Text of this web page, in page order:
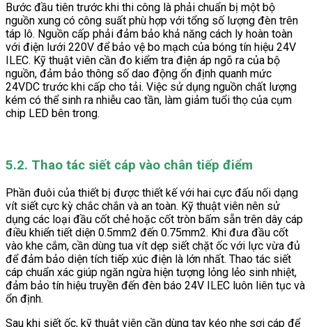
Bước đầu tiên trước khi thi công là phải chuẩn bị một bộ
nguồn xung có công suất phù hợp với tổng số lượng đèn trên
táp lô. Nguồn cấp phải đảm bảo khả năng cách ly hoàn toàn
với điện lưới 220V để bảo vệ bo mạch của bóng tín hiệu 24V
ILEC. Kỹ thuật viên cần đo kiểm tra điện áp ngõ ra của bộ
nguồn, đảm bảo thông số dao động ổn định quanh mức
24VDC trước khi cấp cho tải. Việc sử dụng nguồn chất lượng
kém có thể sinh ra nhiễu cao tần, làm giảm tuổi thọ của cụm
chip LED bên trong.
5.2. Thao tác siết cáp vào chân tiếp điểm
Phần đuôi của thiết bị được thiết kế với hai cực đấu nối dạng
vít siết cực kỳ chắc chắn và an toàn. Kỹ thuật viên nên sử
dụng các loại đầu cốt chẻ hoặc cốt tròn bấm sẵn trên dây cáp
điều khiển tiết diện 0.5mm2 đến 0.75mm2. Khi đưa đầu cốt
vào khe cắm, cần dùng tua vít dẹp siết chặt ốc với lực vừa đủ
để đảm bảo diện tích tiếp xúc điện là lớn nhất. Thao tác siết
cáp chuẩn xác giúp ngăn ngừa hiện tượng lỏng lẻo sinh nhiệt,
đảm bảo tín hiệu truyền đến đèn báo 24V ILEC luôn liên tục và
ổn định.
Sau khi siết ốc, kỹ thuật viên cần dùng tay kéo nhẹ sợi cáp để